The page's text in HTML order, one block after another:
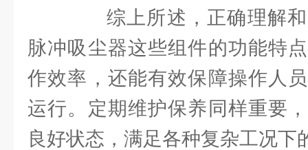
综上所述，正确理解和
脉冲吸尘器这些组件的功能特
作效率，还能有效保障操作人
运行。定期维护保养同样重要
良好状态，满足各种复杂工况下